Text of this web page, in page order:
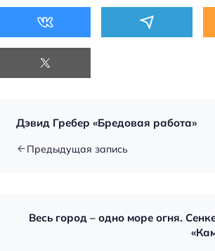
Дэвид Гребер «Бредовая работа»
Предыдущая запись
Весь город – одно море огня.